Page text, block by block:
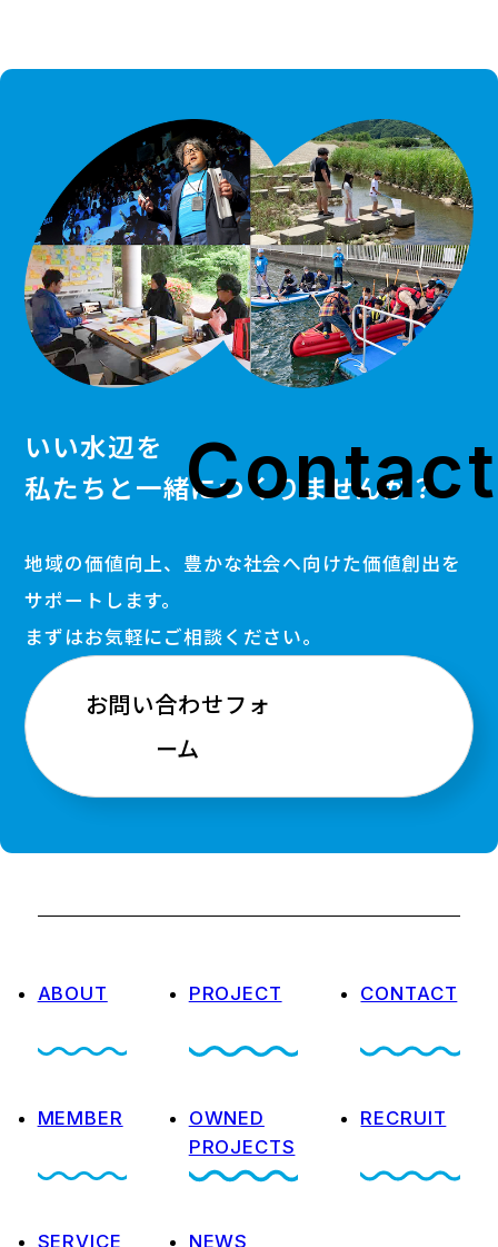
Contact
いい水辺を
私たちと一緒につくりませんか？
地域の価値向上、豊かな社会へ向けた価値創出を
サポートします。
まずはお気軽にご相談ください。
お問い合わせフォ
ーム
ABOUT
MEMBER
SERVICE
PROJECT
OWNED
PROJECTS
NEWS
CONTACT
RECRUIT